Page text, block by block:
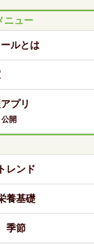
ニュー
ルとは
プリ
開
トレンド
養基礎
季節